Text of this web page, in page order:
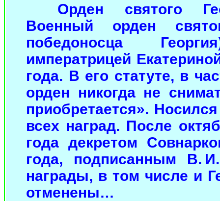
Орден святого
Военный орден
победоносца
императрицей
года. В его статуте, в
орден никогда не
приобретается».
всех наград. После
года декретом
года, подписанным В.
награды, в том числе и
отменены…